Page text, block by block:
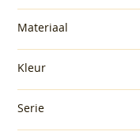
Materiaal
Kleur
Serie